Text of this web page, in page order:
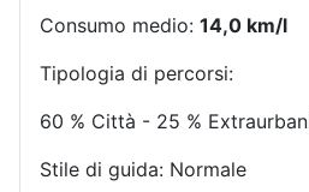
Consumo medio: 14,0 km/l
Tipologia di percorsi:
60 % Città - 25 %
Stile di guida: Normale